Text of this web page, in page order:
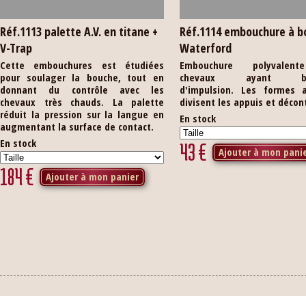
Réf.1113 palette A.V. en titane +
V-Trap
Cette embouchures est étudiées
pour soulager la bouche, tout en
donnant du contrôle avec les
chevaux très chauds. La palette
réduit la pression sur la langue en
augmentant la surface de contact.
En stock
184€ Ajouter à mon panier
Réf.1114 embouchure à
Waterford
Embouchure
chevaux ayant
d'impulsion. Les formes
divisent les appuis et
En stock
43€ Ajouter à mon